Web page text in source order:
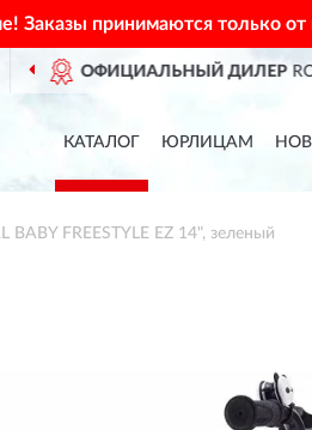
Заказы принимаются только
В РОССИИ
КАТАЛОГ ЮРЛИЦАМ
BABY FREESTYLE EZ 14", зеленый